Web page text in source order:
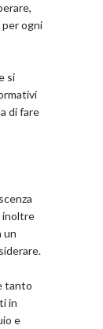
ogni
si
di fare
inoltre
un
tanto
in
e